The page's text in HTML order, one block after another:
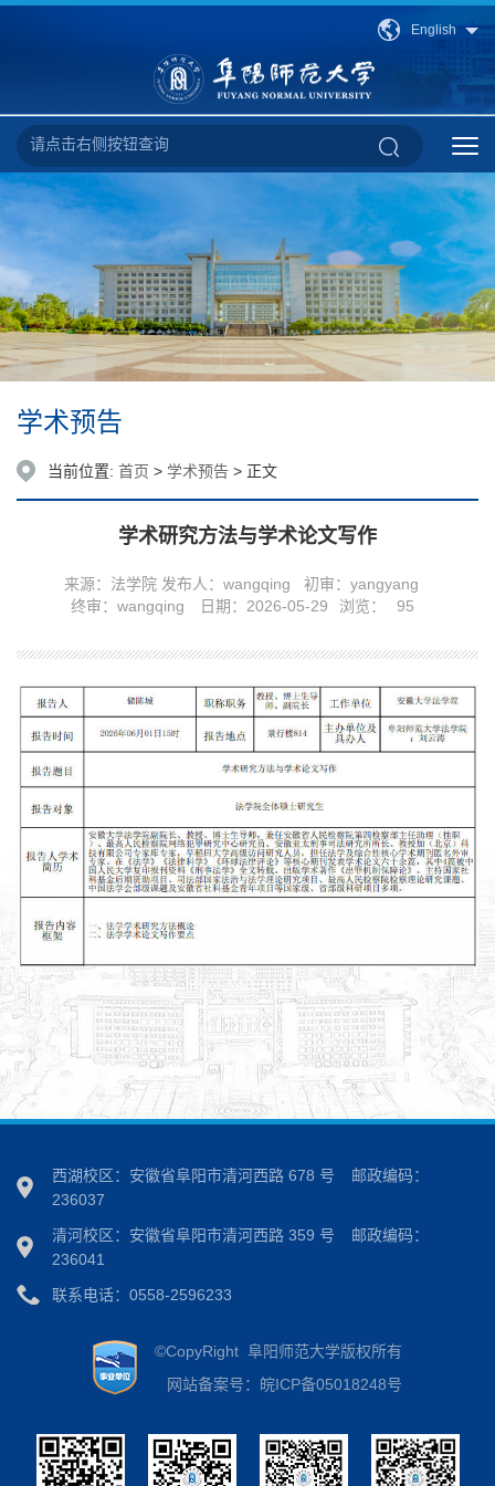
English
学术预告
当前位置: 首页 > 学术预告 > 正文
学术研究方法与学术论文写作
来源：法学院 发布人：wangqing
初审：yangyang
终审：wangqing
日期：2026-05-29 浏览： 95
西湖校区：安徽省阜阳市清河西路 678 号
邮政编码：
236037
清河校区：安徽省阜阳市清河西路 359 号
邮政编码：
236041
联系电话：0558-2596233
©CopyRight 阜阳师范大学版权所有
网站备案号：皖ICP备05018248号